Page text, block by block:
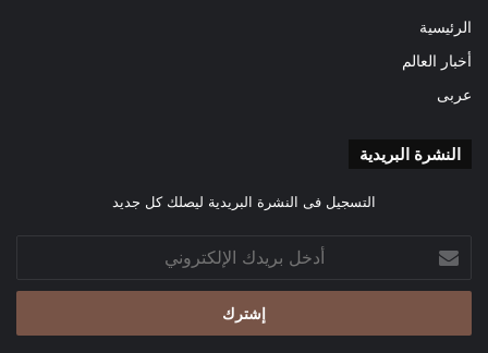
الرئيسية
أخبار العالم
عربى
النشرة البريدية
التسجيل فى النشرة البريدية ليصلك كل جديد
بريدك
الإلكتروني